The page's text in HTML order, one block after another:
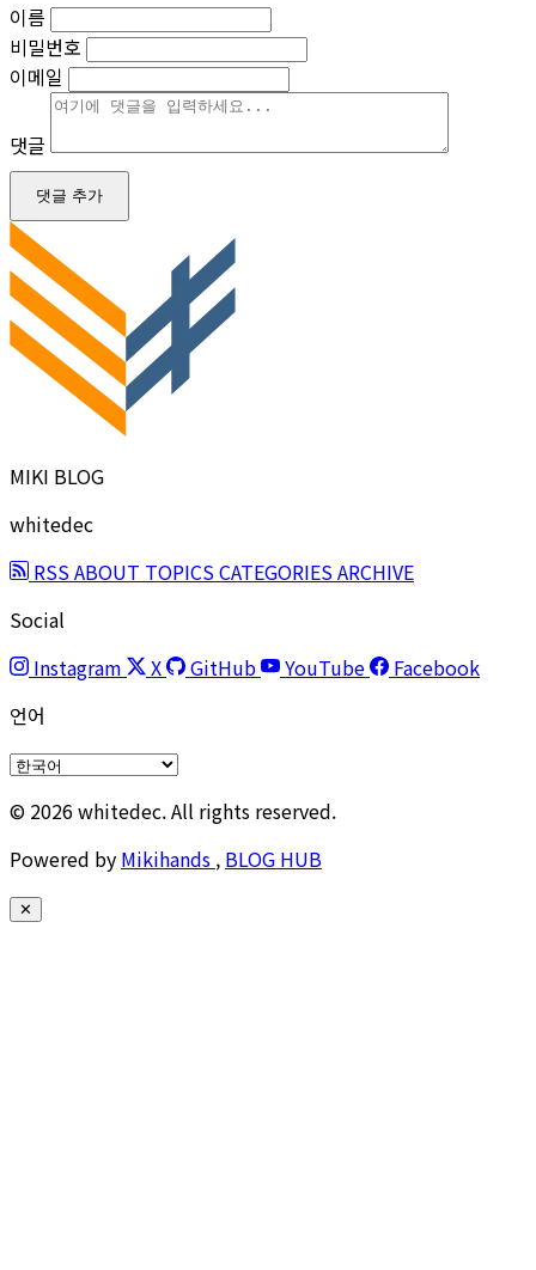
이름
비밀번호
이메일
댓글
댓글 추가
MIKI BLOG
whitedec
RSSABOUT TOPICSCATEGORIESARCHIVE
Social
Instagram
X GitHub YouTube
Facebook
언어
© 2026 whitedec. All rights reserved.
Powered by Mikihands , BLOG HUB
✕